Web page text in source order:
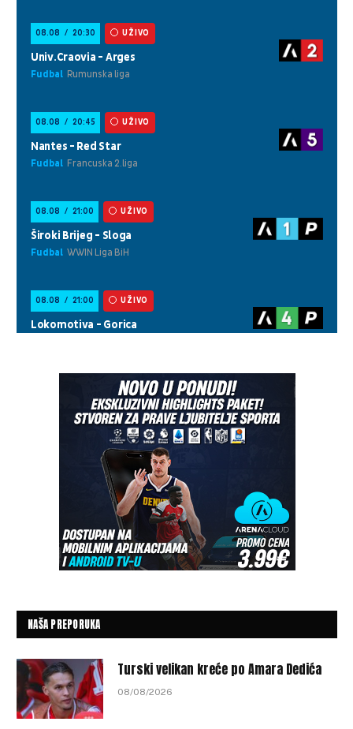
NAŠA PREPORUKA
Turski velikan kreće po Amara Dedića
08/08/2026